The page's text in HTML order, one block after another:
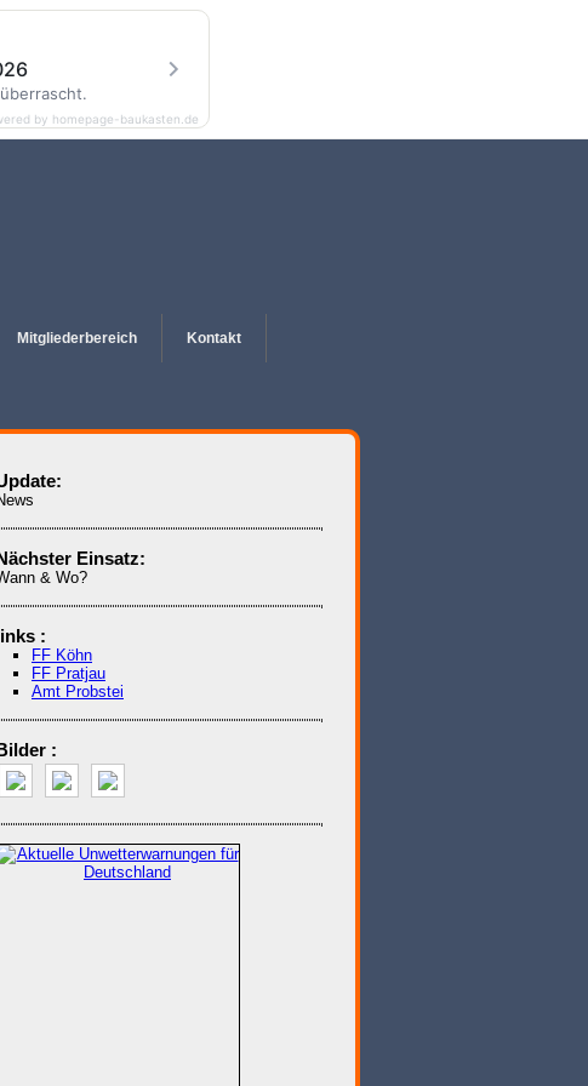
Mitgliederbereich Kontakt
Einsatz:
& Wo?
:
FF Köhn
FF Pratjau
Amt Probstei
:
by homepage-baukasten.de